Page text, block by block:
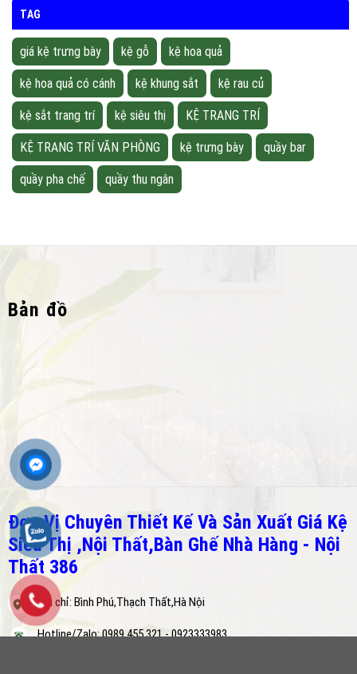
TAG
giá kệ trưng bày kệ gỗ kệ hoa quả
kệ hoa quả có cánh kệ khung sắt kệ rau củ
kệ sắt trang trí kệ siêu thị KỆ TRANG TRÍ
KỆ TRANG TRÍ VĂN PHÒNG kệ trưng bày quầy bar
quầy pha chế quầy thu ngân
Bản đồ
Đơn Vị Chuyên Thiết Kế Và Sản Xuất Giá Kệ
Siêu Thị ,Nội Thất,Bàn Ghế Nhà Hàng - Nội
Thất 386
Địa chỉ: Bình Phú,Thạch Thất,Hà Nội
Hotline/Zalo: 0989.455.321 - 0923333983